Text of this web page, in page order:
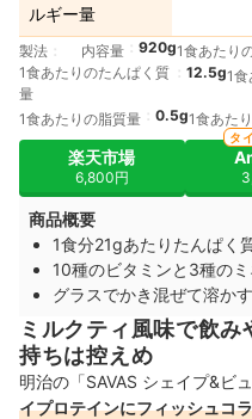
ルギー量
製法 内容量 920g1食あたり
1食あたりのたんぱく質
量
12.5g1
1食あたりの脂質量 0.5g1食あた
楽天市場
6,800円
タ
商品概要
1食分21gあたりたんぱく
10種のビタミンと3種の
グラスでかき混ぜて溶か
ミルクティ風味で飲
持ちは控えめ
明治の「SAVAS シェイプ&ビ
イプロテインにフィッシュコ